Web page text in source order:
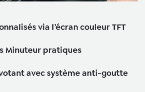
via l’écran couleur TFT
Minuteur pratiques
avec système anti-goutte